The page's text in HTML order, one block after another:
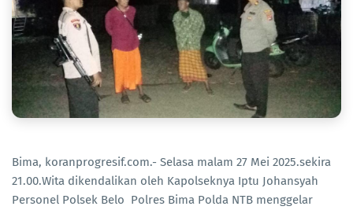
Bima, koranprogresif.com.- Selasa malam 27 Mei 2025.sekira
21.00.Wita dikendalikan oleh Kapolseknya Iptu Johansyah
Personel Polsek Belo Polres Bima Polda NTB menggelar